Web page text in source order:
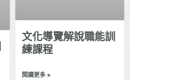
文化導覽解說職能訓
練課程
閱讀更多 »